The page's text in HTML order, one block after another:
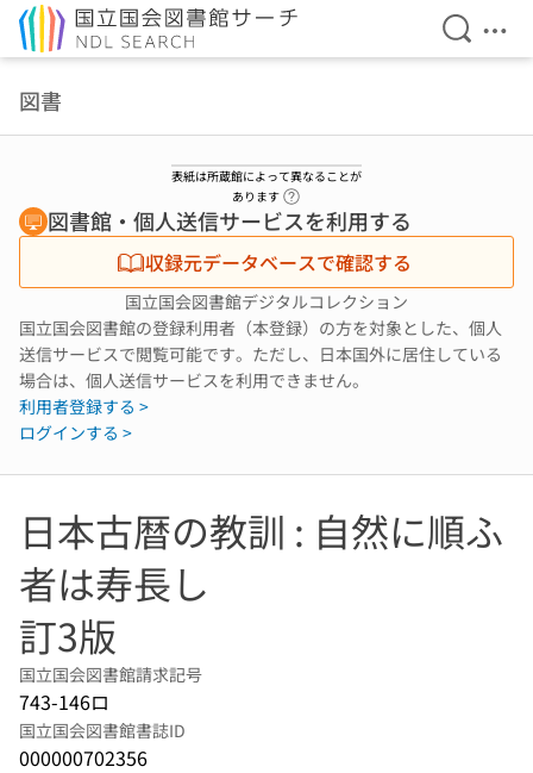
検索を
メ
図書
表紙は所蔵館によって異なることが
あります
図書館・個人送信サービスを利用する
収録元データベースで確認する
国立国会図書館デジタルコレクション
国立国会図書館の登録利用者（本登録）の方を対象とした、個人
送信サービスで閲覧可能です。ただし、日本国外に居住している
場合は、個人送信サービスを利用できません。
利用者登録する >
ログインする >
日本古暦の教訓 : 自然に順ふ
者は寿長し
訂3版
国立国会図書館請求記号
743-146ロ
国立国会図書館書誌ID
000000702356